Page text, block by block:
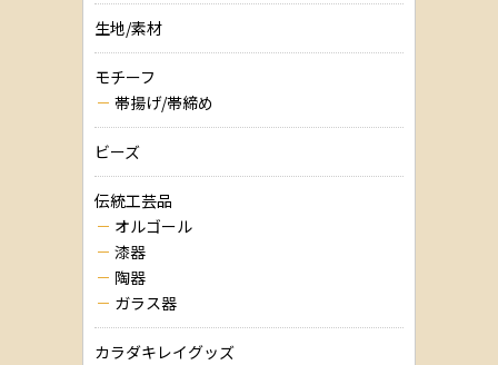
生地/素材
モチーフ
帯揚げ/帯締め
ビーズ
伝統工芸品
オルゴール
漆器
陶器
ガラス器
カラダキレイグッズ